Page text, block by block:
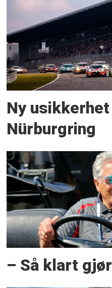
Ny usikkerhet
Nürburgring
– Så klart